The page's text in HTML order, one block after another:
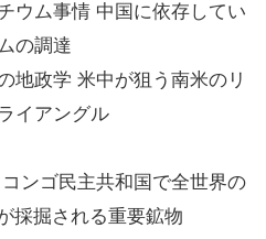
ウム事情 中国に依存してい
の調達
地政学 米中が狙う南米のリ
イアングル
コンゴ民主共和国で全世界の
採掘される重要鉱物